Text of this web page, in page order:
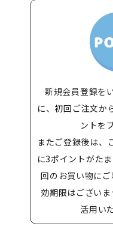
新規会員登録を
に、初回ご注文か
ントを
またご登録後は、
に3ポイントがた
回のお買い物に
効期限はござい
活用い